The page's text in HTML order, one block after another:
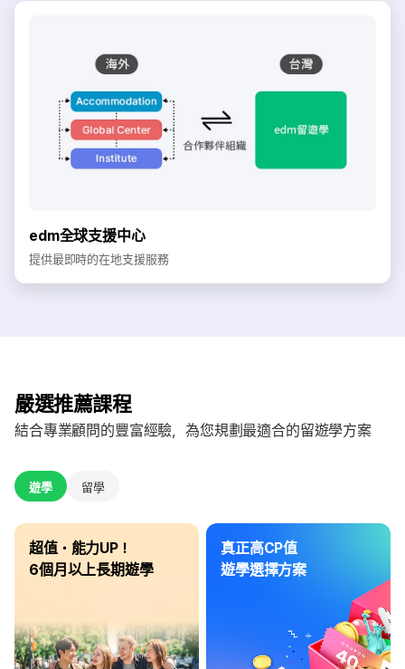
edm全球支援中心
提供最即時的在地支援服務
嚴選推薦課程
結合專業顧問的豐富經驗，為您規劃最適合的留遊學方案
遊學 留學
超值・能力UP！
6個月以上長期遊學
真正高CP值
遊學選擇方案